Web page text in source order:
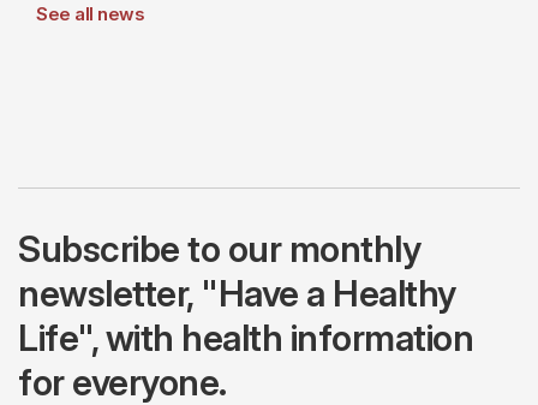
See all news
Subscribe to our monthly
newsletter, "Have a Healthy
Life", with health information
for everyone.